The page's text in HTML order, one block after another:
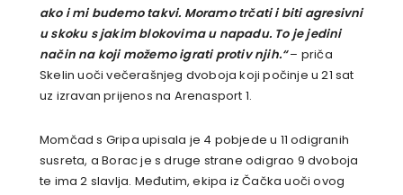
ako i mi budemo takvi. Moramo trčati i biti agresivni
u skoku s jakim blokovima u napadu. To je jedini
način na koji možemo igrati protiv njih.“– priča
Skelin uoči večerašnjeg dvoboja koji počinje u 21 sat
uz izravan prijenos na Arenasport 1.
Momčad s Gripa upisala je 4 pobjede u 11 odigranih
susreta, a Borac je s druge strane odigrao 9 dvoboja
te ima 2 slavlja. Međutim, ekipa iz Čačka uoči ovog